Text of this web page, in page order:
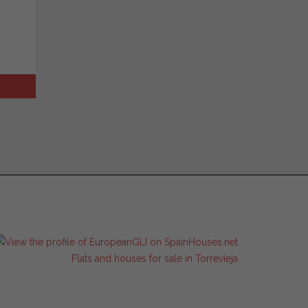
Flats and houses for sale in Torrevieja